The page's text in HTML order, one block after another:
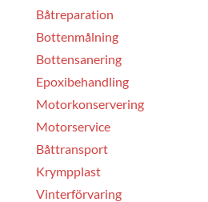
Båtreparation
Bottenmålning
Bottensanering
Epoxibehandling
Motorkonservering
Motorservice
Båttransport
Krympplast
Vinterförvaring